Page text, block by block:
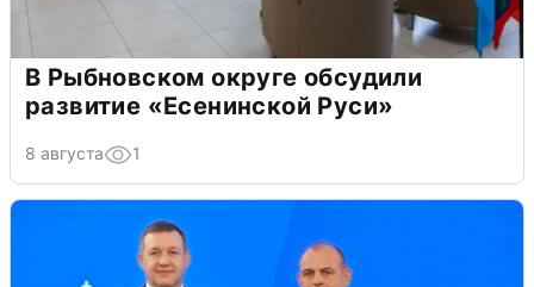
В Рыбновском округе обсудили
развитие «Есенинской Руси»
8 августа 1